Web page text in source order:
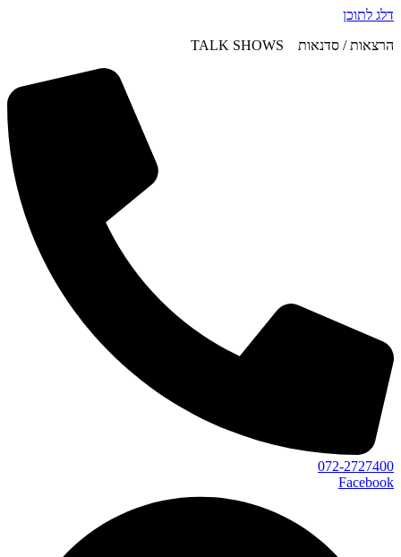
דלג לתוכן
הרצאות / סדנאות TALK SHOWS
072-2727400
Facebook